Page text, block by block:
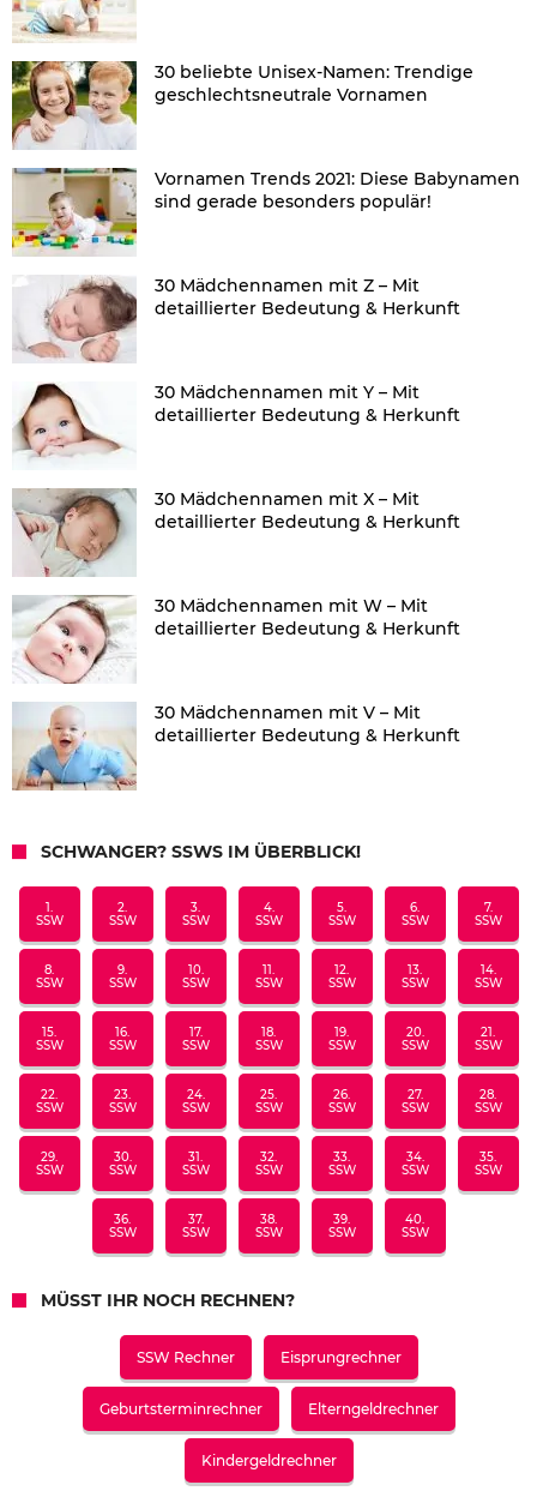
30 beliebte Unisex-Namen: Trendige
geschlechtsneutrale Vornamen
Vornamen Trends 2021: Diese Babynamen
sind gerade besonders populär!
30 Mädchennamen mit Z – Mit
detaillierter Bedeutung & Herkunft
30 Mädchennamen mit Y – Mit
detaillierter Bedeutung & Herkunft
30 Mädchennamen mit X – Mit
detaillierter Bedeutung & Herkunft
30 Mädchennamen mit W – Mit
detaillierter Bedeutung & Herkunft
30 Mädchennamen mit V – Mit
detaillierter Bedeutung & Herkunft
SCHWANGER? SSWS IM ÜBERBLICK!
1.
SSW
2.
SSW
3.
SSW
4.
SSW
5.
SSW
6.
SSW
7.
SSW
8.
SSW
9.
SSW
10.
SSW
11.
SSW
12.
SSW
13.
SSW
14.
SSW
15.
SSW
16.
SSW
17.
SSW
18.
SSW
19.
SSW
20.
SSW
21.
SSW
22.
SSW
23.
SSW
24.
SSW
25.
SSW
26.
SSW
27.
SSW
28.
SSW
29.
SSW
30.
SSW
31.
SSW
32.
SSW
33.
SSW
34.
SSW
35.
SSW
36.
SSW
37.
SSW
38.
SSW
39.
SSW
40.
SSW
MÜSST IHR NOCH RECHNEN?
SSW Rechner Eisprungrechner
Geburtsterminrechner Elterngeldrechner
Kindergeldrechner